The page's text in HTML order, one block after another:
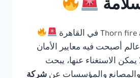
في عالم أصبحت فيه معايير الأمان
الاستغناء عنها، يبحث
والمصانع والمؤسسات عن شركة